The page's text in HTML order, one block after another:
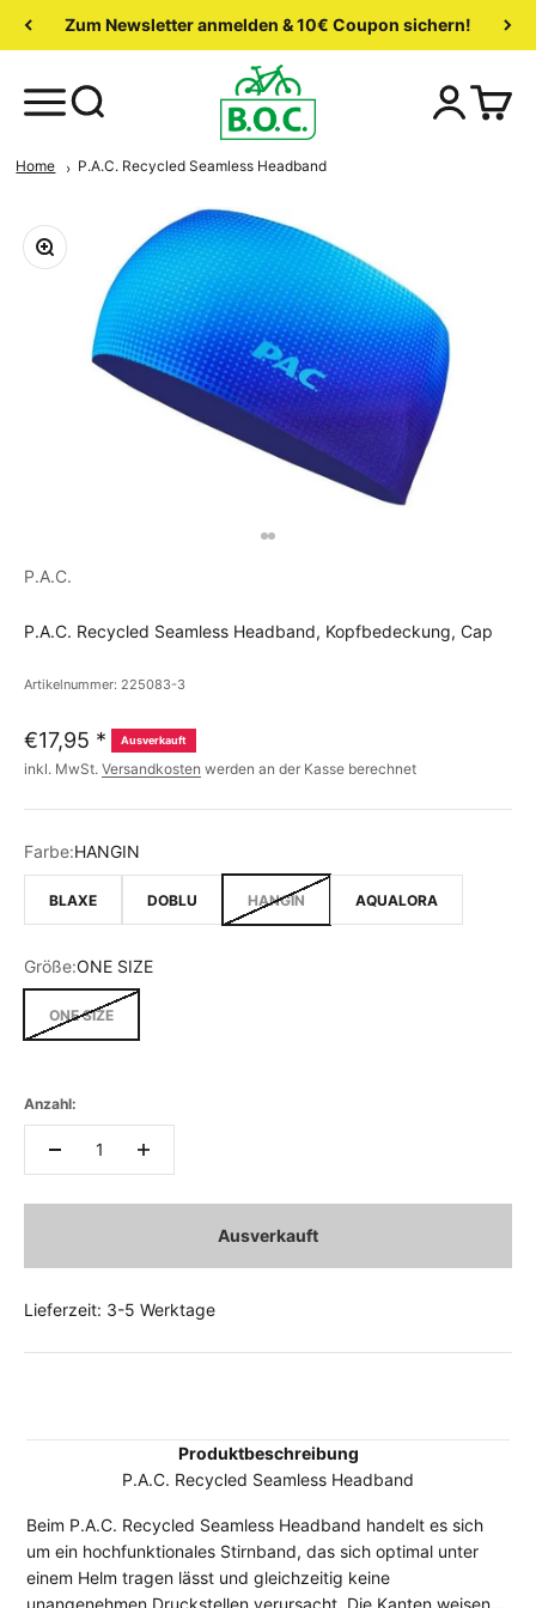
Zum Newsletter anmelden & 10€ Coupon sichern!
Home P.A.C. Recycled Seamless Headband
P.A.C.
P.A.C. Recycled Seamless Headband, Kopfbedeckung, Cap
Artikelnummer: 225083-3
€17,95 * Ausverkauft
inkl. MwSt. Versandkosten werden an der Kasse berechnet
Farbe:HANGIN
BLAXE DOBLU HANGIN AQUALORA
Größe:ONE SIZE
ONE SIZE
Anzahl:
Ausverkauft
Lieferzeit: 3-5 Werktage
Produktbeschreibung
P.A.C. Recycled Seamless Headband
Beim P.A.C. Recycled Seamless Headband handelt es sich
um ein hochfunktionales Stirnband, das sich optimal unter
einem Helm tragen lässt und gleichzeitig keine